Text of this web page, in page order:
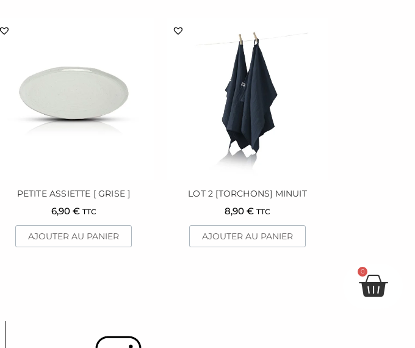
PETITE ASSIETTE [ GRISE ]
6,90 € TTC
AJOUTER AU PANIER
LOT 2 [TORCHONS] MINUIT
8,90 € TTC
AJOUTER AU PANIER
0